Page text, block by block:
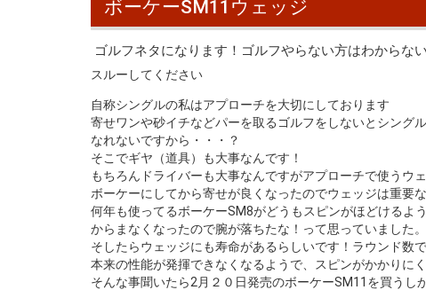
ボーケーSM11ウェッジ
ゴルフネタになります！ゴルフやらない方はわからな
スルーしてください
自称シングルの私はアプローチを大切にしております
寄せワンや砂イチなどパーを取るゴルフをしないとシング
なれないですから・・・？
そこでギヤ（道具）も大事なんです！
もちろんドライバーも大事なんですがアプローチで使うウ
ボーケーにしてから寄せが良くなったのでウェッジは重要
何年も使ってるボーケーSM8がどうもスピンがほどけるよ
からまなくなったので腕が落ちたな！って思っていました。
そしたらウェッジにも寿命があるらしいです！ラウンド数
本来の性能が発揮できなくなるようで、スピンがかかりに
そんな事聞いたら2月２０日発売のボーケーSM11を買うし